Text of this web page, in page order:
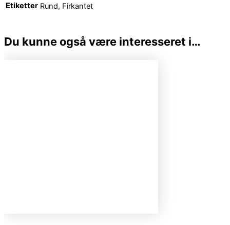
Etiketter Rund, Firkantet
Du kunne også være interesseret i…